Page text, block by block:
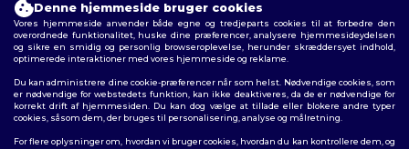
Vilkår og Betingelser|Tilpasset politik |Fortrolighedspolitik
cookies | Sitemap
Denne hjemmeside bruger cookies
Vores hjemmeside anvender både egne og tredjeparts cookies til at forbedre den
overordnede funktionalitet, huske dine præferencer, analysere hjemmesideydelsen
og sikre en smidig og personlig browseroplevelse, herunder skræddersyet indhold,
optimerede interaktioner med vores hjemmeside og reklame.
Du kan administrere dine cookie-præferencer når som helst. Nødvendige cookies, som
er nødvendige for webstedets funktion, kan ikke deaktiveres, da de er nødvendige for
korrekt drift af hjemmesiden. Du kan dog vælge at tillade eller blokere andre typer
cookies, såsom dem, der bruges til personalisering, analyse og målretning.
For flere oplysninger om, hvordan vi bruger cookies, hvordan du kan kontrollere dem, og